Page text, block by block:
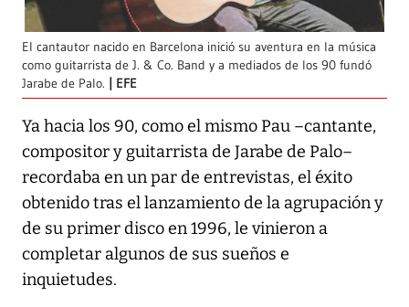
El cantautor nacido en Barcelona inició su aventura en la música
como guitarrista de J. & Co. Band y a mediados de los 90 fundó
Jarabe de Palo.
EFE
Ya hacia los 90, como el mismo Pau –cantante,
compositor y guitarrista de Jarabe de Palo–
recordaba en un par de entrevistas, el éxito
obtenido tras el lanzamiento de la agrupación y
de su primer disco en 1996, le vinieron a
completar algunos de sus sueños e
inquietudes.